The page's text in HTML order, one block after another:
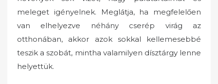
meleget igényelnek. Meglátja, ha megfelelően
van elhelyezve néhány cserép virág az
otthonában, akkor azok sokkal kellemesebbé
teszik a szobát, mintha valamilyen dísztárgy lenne
helyettük.